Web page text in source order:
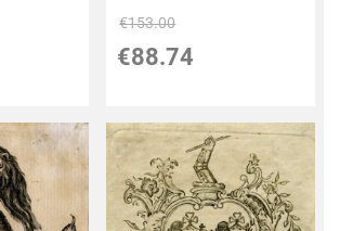
€153.00
€88.74